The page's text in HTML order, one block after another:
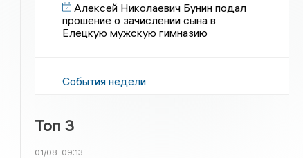
Алексей Николаевич Бунин подал
прошение о зачислении сына в
Елецкую мужскую гимназию
События недели
Топ 3
01/08 09:13